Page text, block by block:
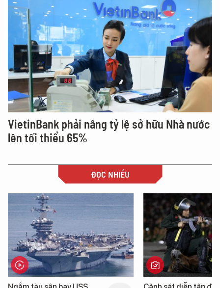
VietinBank phải nâng tỷ lệ sở hữu Nhà nước
lên tối thiểu 65%
ĐỌC NHIỀU